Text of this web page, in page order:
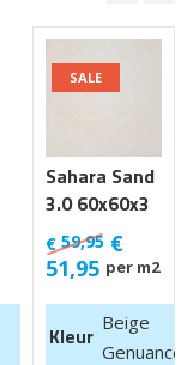
Sahara Sand
3.0 60x60x3
cm
€59,95 €
51,95 per m2
SALE
Kleur
Beige